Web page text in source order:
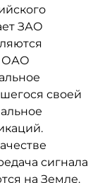
ЗАО
ОАО
своей
сигнала
на Земле.